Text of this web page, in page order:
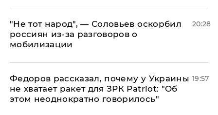
​"Не тот народ", — Соловьев оскорбил
россиян из-за разговоров о
мобилизации
20:28
Федоров рассказал, почему у Украины
не хватает ракет для ЗРК Patriot: "Об
этом неоднократно говорилось"
19:57